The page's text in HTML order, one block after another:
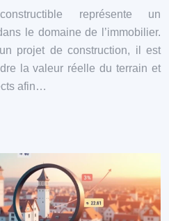
représente un
le domaine de l’immobilier.
projet de construction, il est
la valeur réelle du terrain et
afin…